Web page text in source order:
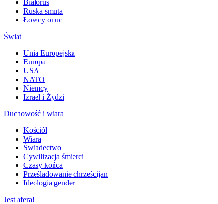
Białoruś
Ruska smuta
Łowcy onuc
Świat
Unia Europejska
Europa
USA
NATO
Niemcy
Izrael i Żydzi
Duchowość i wiara
Kościół
Wiara
Świadectwo
Cywilizacja śmierci
Czasy końca
Prześladowanie chrześcijan
Ideologia gender
Jest afera!